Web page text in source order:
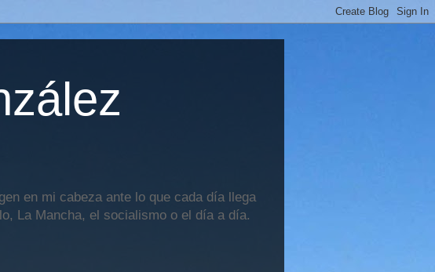
en mi cabeza ante lo que cada día llega
La Mancha, el socialismo o el día a día.